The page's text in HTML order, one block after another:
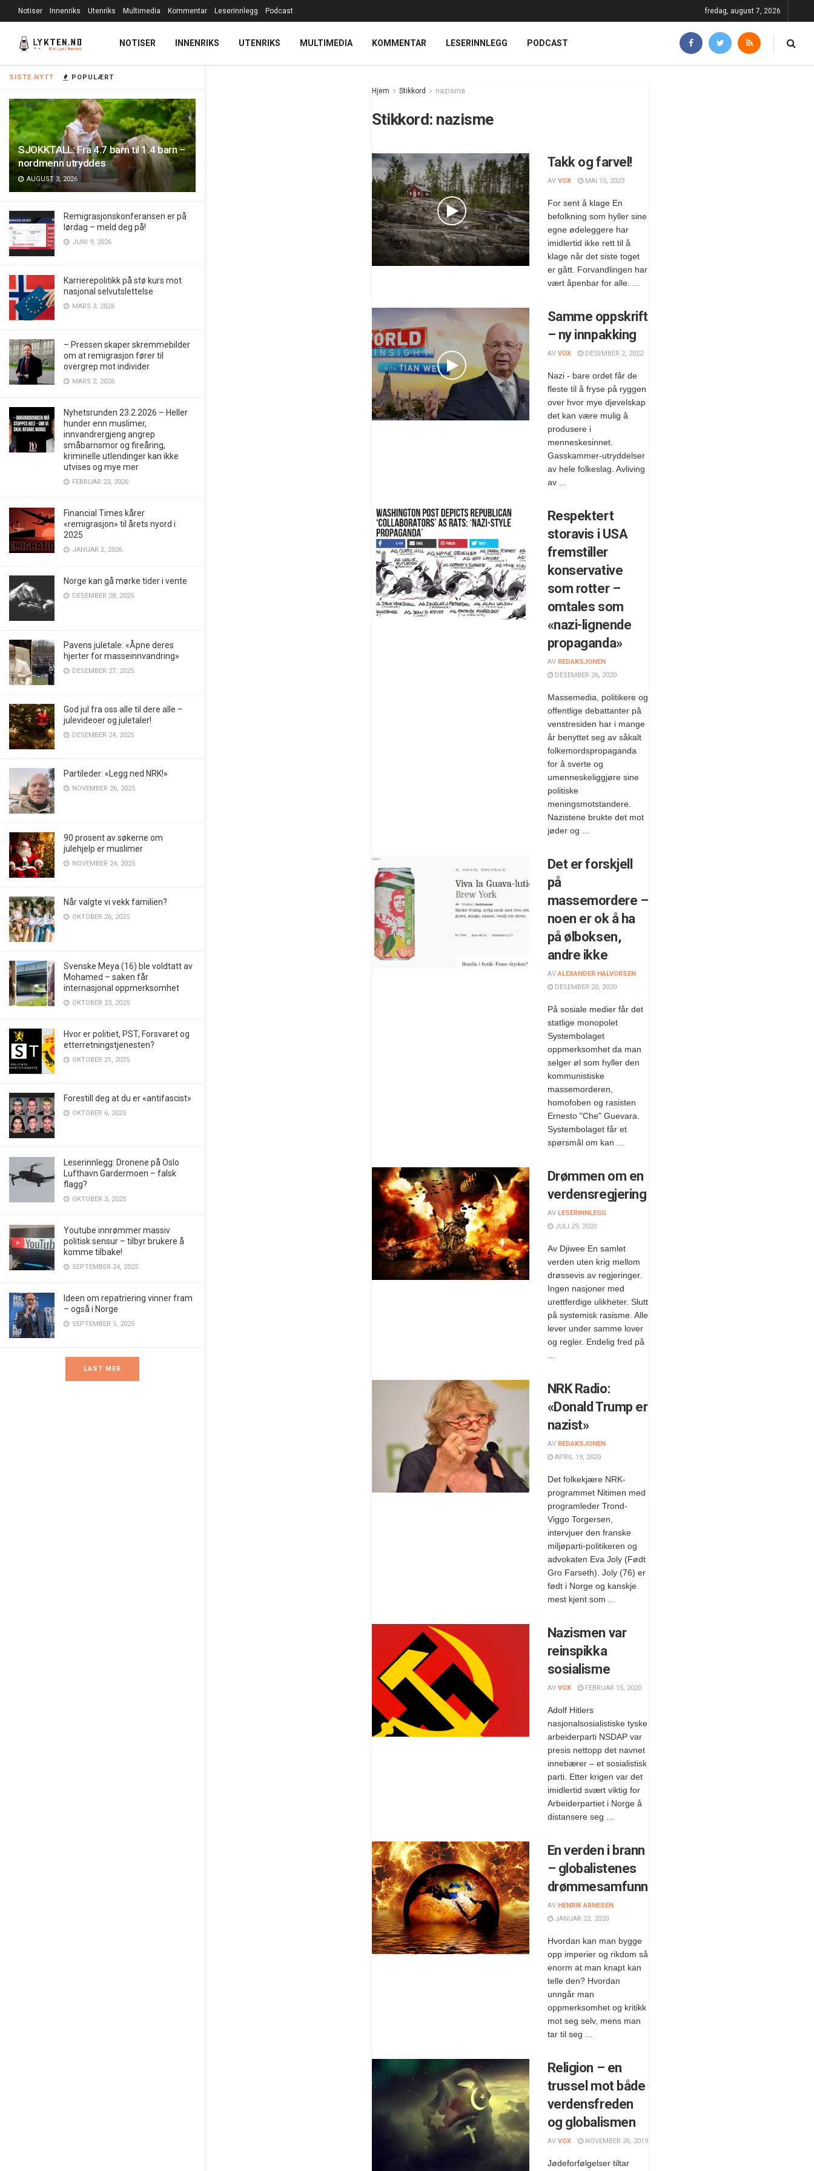
SISTE NYTT POPULÆRT
SJOKKTALL: Fra 4.7 barn til 1.4 barn –
nordmenn utryddes
AUGUST 3, 2026
Remigrasjonskonferansen er på
lørdag – meld deg på!
JUNI 9, 2026
Karrierepolitikk på stø kurs mot
nasjonal selvutslettelse
MARS 3, 2026
– Pressen skaper skremmebilder
om at remigrasjon fører til
overgrep mot individer
MARS 2, 2026
Nyhetsrunden 23.2.2026 – Heller
hunder enn muslimer,
innvandrergjeng angrep
småbarnsmor og fireåring,
kriminelle utlendinger kan ikke
utvises og mye mer
FEBRUAR 23, 2026
Financial Times kårer
«remigrasjon» til årets nyord i
2025
JANUAR 2, 2026
Norge kan gå mørke tider i vente
DESEMBER 28, 2025
Pavens juletale: «Åpne deres
hjerter for masseinnvandring»
DESEMBER 27, 2025
God jul fra oss alle til dere alle –
julevideoer og juletaler!
DESEMBER 24, 2025
Partileder: «Legg ned NRK!»
NOVEMBER 26, 2025
90 prosent av søkerne om
julehjelp er muslimer
NOVEMBER 24, 2025
Når valgte vi vekk familien?
OKTOBER 26, 2025
Svenske Meya (16) ble voldtatt av
Mohamed – saken får
internasjonal oppmerksomhet
OKTOBER 23, 2025
Hvor er politiet, PST, Forsvaret og
etterretningstjenesten?
OKTOBER 21, 2025
Forestill deg at du er «antifascist»
OKTOBER 6, 2025
Leserinnlegg: Dronene på Oslo
Lufthavn Gardermoen – falsk
flagg?
OKTOBER 3, 2025
Youtube innrømmer massiv
politisk sensur – tilbyr brukere å
komme tilbake!
SEPTEMBER 24, 2025
Ideen om repatriering vinner fram
– også i Norge
SEPTEMBER 5, 2025
LAST MER
Notiser Innenriks Utenriks Multimedia Kommentar Leserinnlegg Podcast fredag, august 7, 2026
NOTISER INNENRIKS UTENRIKS MULTIMEDIA KOMMENTAR LESERINNLEGG PODCAST
Hjem Stikkord nazisme
Stikkord: nazisme
Takk og farvel!
AV VOX MAI 15, 2023
For sent å klage En
befolkning som hyller sine
egne ødeleggere har
imidlertid ikke rett til å
klage når det siste toget
er gått. Forvandlingen har
vært åpenbar for alle. ...
Samme oppskrift
– ny innpakking
AV VOX DESEMBER 2, 2022
Nazi - bare ordet får de
fleste til å fryse på ryggen
over hvor mye djevelskap
det kan være mulig å
produsere i
menneskesinnet.
Gasskammer-utryddelser
av hele folkeslag. Avliving
av ...
Respektert
storavis i USA
fremstiller
konservative
som rotter –
omtales som
«nazi-lignende
propaganda»
AV REDAKSJONEN
DESEMBER 26, 2020
Massemedia, politikere og
offentlige debattanter på
venstresiden har i mange
år benyttet seg av såkalt
folkemordspropaganda
for å sverte og
umenneskeliggjøre sine
politiske
meningsmotstandere.
Nazistene brukte det mot
jøder og ...
Det er forskjell
på
massemordere –
noen er ok å ha
på ølboksen,
andre ikke
AV ALEXANDER HALVORSEN
DESEMBER 20, 2020
På sosiale medier får det
statlige monopolet
Systembolaget
oppmerksomhet da man
selger øl som hyller den
kommunistiske
massemorderen,
homofoben og rasisten
Ernesto "Che" Guevara.
Systembolaget får et
spørsmål om kan ...
Drømmen om en
verdensregjering
AV LESERINNLEGG
JULI 29, 2020
Av Djiwee En samlet
verden uten krig mellom
drøssevis av regjeringer.
Ingen nasjoner med
urettferdige ulikheter. Slutt
på systemisk rasisme. Alle
lever under samme lover
og regler. Endelig fred på
NRK Radio:
«Donald Trump er
nazist»
AV REDAKSJONEN
APRIL 19, 2020
Det folkekjære NRK-
programmet Nitimen med
programleder Trond-
Viggo Torgersen,
intervjuer den franske
miljøparti-politikeren og
advokaten Eva Joly (Født
Gro Farseth). Joly (76) er
født i Norge og kanskje
mest kjent som ...
Nazismen var
reinspikka
sosialisme
AV VOX FEBRUAR 15, 2020
Adolf Hitlers
nasjonalsosialistiske tyske
arbeiderparti NSDAP var
presis nettopp det navnet
innebærer – et sosialistisk
parti. Etter krigen var det
imidlertid svært viktig for
Arbeiderpartiet i Norge å
distansere seg ...
En verden i brann
– globalistenes
drømmesamfunn
AV HENRIK ARNESEN
JANUAR 22, 2020
Hvordan kan man bygge
opp imperier og rikdom så
enorm at man knapt kan
telle den? Hvordan
unngår man
oppmerksomhet og kritikk
mot seg selv, mens man
tar til seg ...
Religion – en
trussel mot både
verdensfreden
og globalismen
AV VOX NOVEMBER 26, 2019
Jødeforfølgelser tiltar